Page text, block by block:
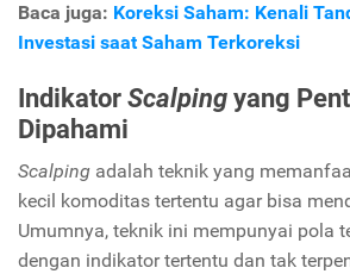
Baca juga: Koreksi Saham: Kenali
Investasi saat Saham Terkoreksi
IndikatorScalpingyang
Dipahami
Scalping adalah teknik yang
kecil komoditas tertentu agar bisa
Umumnya, teknik ini mempunyai pola
dengan indikator tertentu dan tak